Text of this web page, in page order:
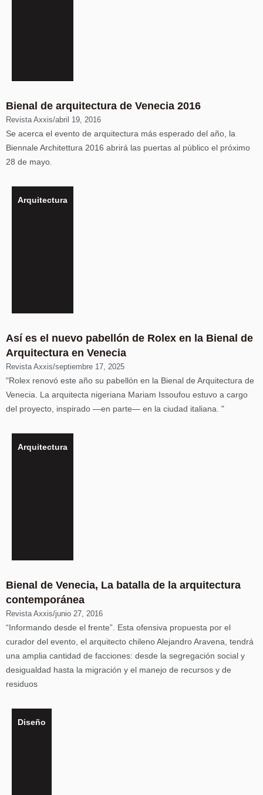
Bienal de arquitectura de Venecia 2016
Revista Axxis/abril 19, 2016
Se acerca el evento de arquitectura más esperado del año, la
Biennale Architettura 2016 abrirá las puertas al público el próximo
28 de mayo.
Arquitectura
Así es el nuevo pabellón de Rolex en la Bienal de
Arquitectura en Venecia
Revista Axxis/septiembre 17, 2025
"Rolex renovó este año su pabellón en la Bienal de Arquitectura de
Venecia. La arquitecta nigeriana Mariam Issoufou estuvo a cargo
del proyecto, inspirado —en parte— en la ciudad italiana. "
Arquitectura
Bienal de Venecia, La batalla de la arquitectura
contemporánea
Revista Axxis/junio 27, 2016
“Informando desde el frente”. Esta ofensiva propuesta por el
curador del evento, el arquitecto chileno Alejandro Aravena, tendrá
una amplia cantidad de facciones: desde la segregación social y
desigualdad hasta la migración y el manejo de recursos y de
residuos
Diseño